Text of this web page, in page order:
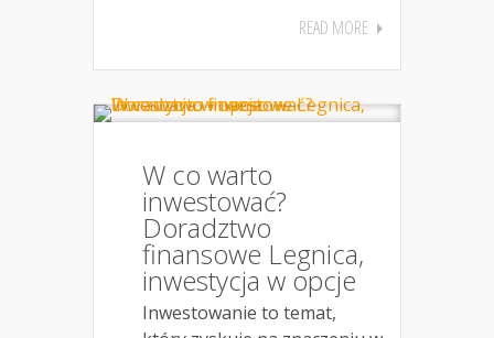
READ MORE
W co warto
inwestować?
Doradztwo
finansowe Legnica,
inwestycja w opcje
Inwestowanie to temat,